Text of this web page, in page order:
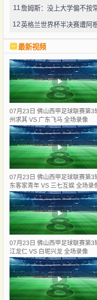
11詹姆斯：没上大学偏不按
12
最新视频
07月23日 佛山西甲足球联赛第3
州求其 VS 广东飞马 全场录像
07月23日 佛山西甲足球联赛第3
东客家青年 VS 三七互娱 全场录
07月23日 佛山西甲足球联赛第3
江龙仁 VS 白坭兴龙 全场录像